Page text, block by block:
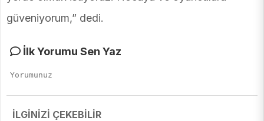
güveniyorum,” dedi.
İlk Yorumu Sen Yaz
İLGİNİZİ ÇEKEBİLİR